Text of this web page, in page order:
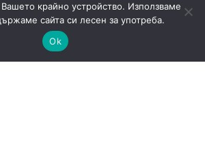
крайно устройство. Използваме
сайта си лесен за употреба.
Ok